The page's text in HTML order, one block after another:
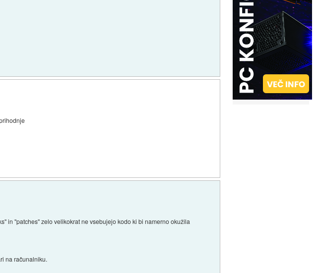
in "patches" zelo velikokrat ne vsebujejo kodo ki bi namerno okužila
na računalniku.